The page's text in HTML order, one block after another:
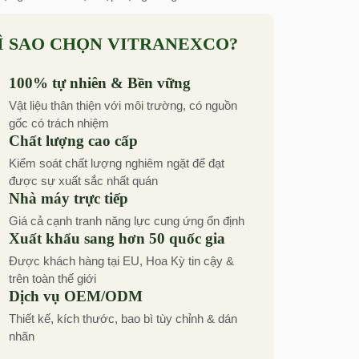
SAO CHỌN VITRANEXCO?
100% tự nhiên & Bền vững
Vật liệu thân thiện với môi trường, có nguồn
gốc có trách nhiệm
Chất lượng cao cấp
Kiểm soát chất lượng nghiêm ngặt để đạt
được sự xuất sắc nhất quán
Nhà máy trực tiếp
Giá cả cạnh tranh năng lực cung ứng ổn định
Xuất khẩu sang hơn 50 quốc gia
Được khách hàng tại EU, Hoa Kỳ tin cậy &
trên toàn thế giới
Dịch vụ OEM/ODM
Thiết kế, kích thước, bao bì tùy chỉnh & dán
nhãn